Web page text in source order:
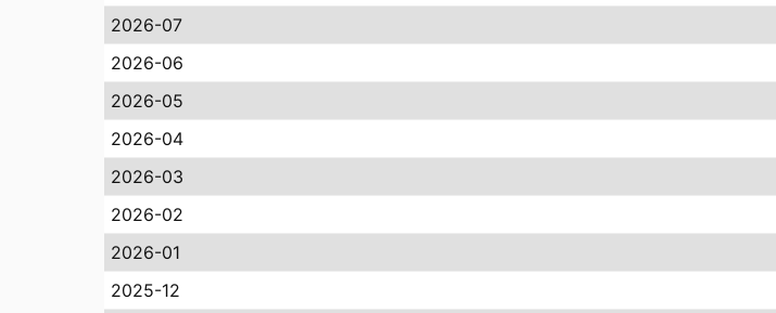
2026-07
2026-06
2026-05
2026-04
2026-03
2026-02
2026-01
2025-12